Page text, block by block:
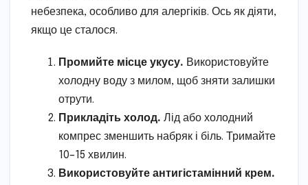
небезпека, особливо для алергіків. Ось як діяти,
якщо це сталося.
Промийте місце укусу. Використовуйте
холодну воду з милом, щоб зняти залишки
отрути.
Прикладіть холод. Лід або холодний
компрес зменшить набряк і біль. Тримайте
10–15 хвилин.
Використовуйте антигістамінний крем.